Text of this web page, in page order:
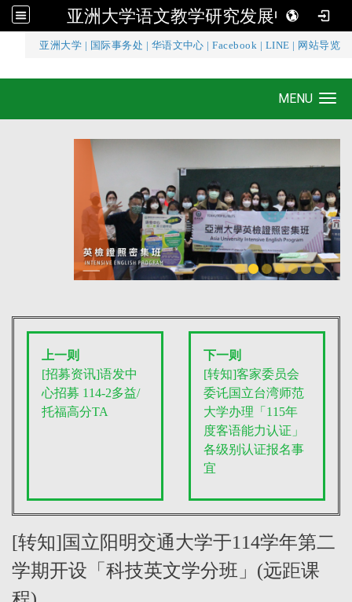
亚洲大学语文教学研究发展中心
亚洲大学 国际事务处 华语文中心 |Facebook LINE 网站导览
亚洲大学语文教学研究发展中心
MENU
上一则
[招募资讯]语发中
心招募 114-2多益/
托福高分TA
下一则
[转知]客家委员会
委讬国立台湾师范
大学办理「115年
度客语能力认证」
各级别认证报名事
宜
[转知]国立阳明交通大学于114学年第二
学期开设「科技英文学分班」(远距课